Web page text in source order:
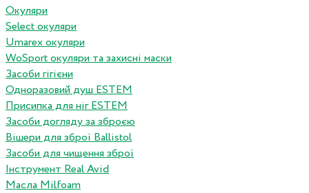
Окуляри
Select окуляри
Umarex окуляри
WoSport окуляри та захисні маски
Засоби гігієни
Одноразовий душ ESTEM
Присипка для ніг ESTEM
Засоби догляду за зброєю
Вішери для зброї Ballistol
Засоби для чищення зброї
Інструмент Real Avid
Масла Milfoam